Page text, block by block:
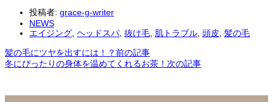
投稿者: grace-g-writer
NEWS
エイジング ヘッドスパ 抜け毛 肌トラブル 頭皮 髪の毛
髪の毛にツヤを出すには！？前の記事
冬にぴったりの身体を温めてくれるお茶！ 次の記事